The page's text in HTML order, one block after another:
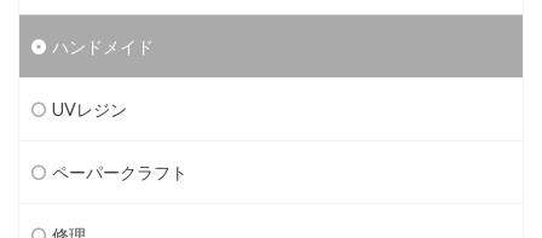
ハンドメイド
UVレジン
ペーパークラフト